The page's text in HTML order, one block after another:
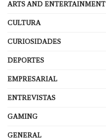
ARTS AND ENTERTAINMENT
CULTURA
CURIOSIDADES
DEPORTES
EMPRESARIAL
ENTREVISTAS
GAMING
GENERAL